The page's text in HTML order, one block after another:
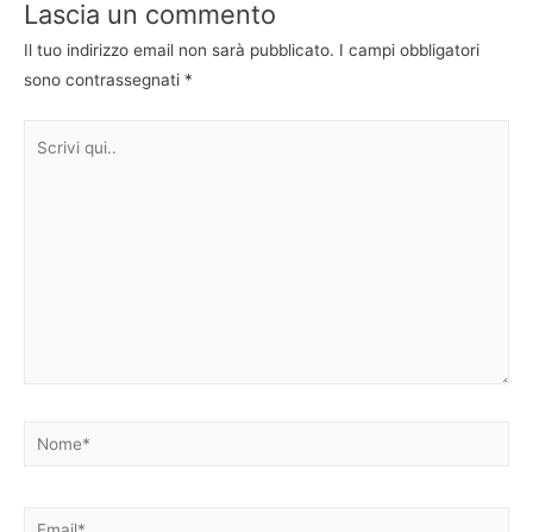
Lascia un commento
Il tuo indirizzo email non sarà pubblicato. I campi obbligatori
sono contrassegnati *
Nome*
Email*